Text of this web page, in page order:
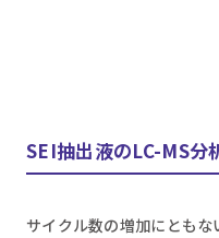
SEI抽出液のLC-MS分
サイクル数の増加にとも